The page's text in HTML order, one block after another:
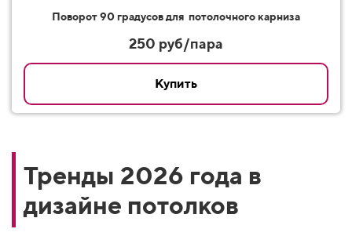
Поворот 90 градусов для потолочного карниза
250 руб/пара
Купить
Тренды 2026 года в
дизайне потолков